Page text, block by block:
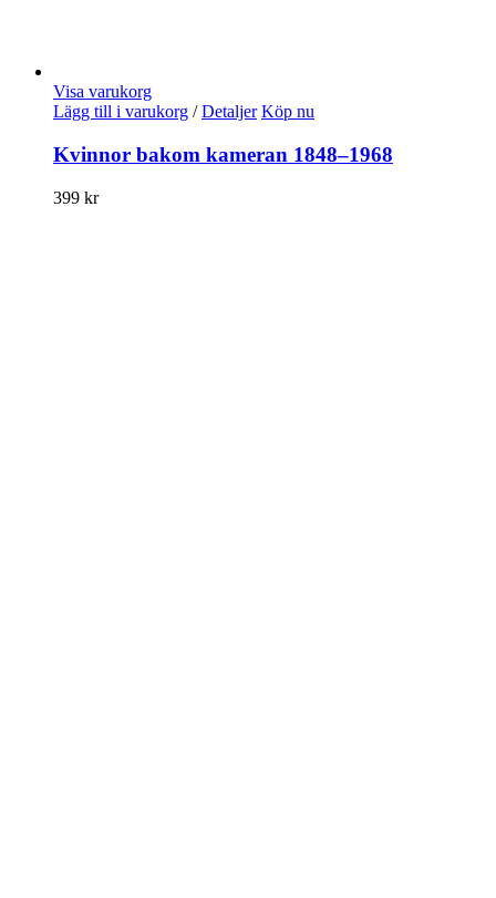
Visa varukorg
Lägg till i varukorg / Detaljer Köp nu
Kvinnor bakom kameran 1848–1968
399 kr